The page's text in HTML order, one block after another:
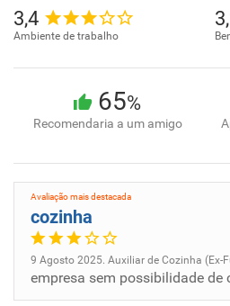
3,4
Ambiente de trabalho
65%
Recomendaria a um amigo
Avaliação mais destacada
cozinha
9 Agosto 2025. Auxiliar de Cozinha (Ex-
empresa sem possibilidade de